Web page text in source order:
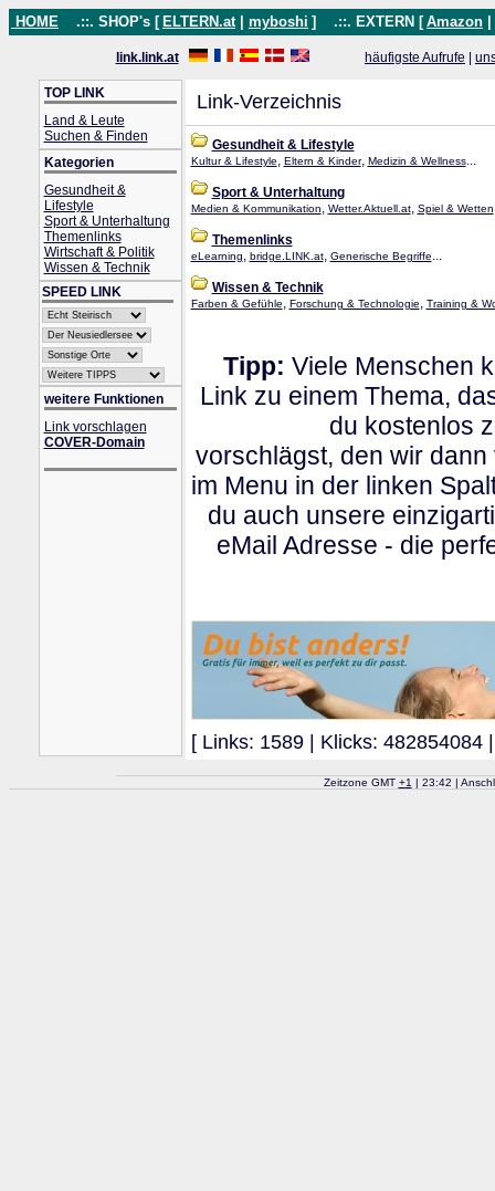
HOME .::. SHOP's [ ELTERN.at myboshi ] .::. EXTERN [ Amazon
link.link.at häufigste Aufrufe
TOP LINK
Land & Leute
Suchen & Finden
Kategorien
Gesundheit &
Lifestyle
Sport & Unterhaltung
Themenlinks
Wirtschaft & Politik
Wissen & Technik
SPEED LINK
weitere Funktionen
Link vorschlagen
COVER-Domain
Link-Verzeichnis
Gesundheit & Lifestyle
Kultur & Lifestyle, Eltern & Kinder, Medizin & Wellness...
Sport & Unterhaltung
Medien & Kommunikation, Wetter.Aktuell.at, Spiel & Wetten
Themenlinks
eLearning, bridge.LINK.at, Generische Begriffe...
Wissen & Technik
Farben & Gefühle, Forschung & Technologie, Training &
Tipp: Viele Menschen
Link zu einem Thema,
du kostenlos
vorschlägst, den wir
im Menu in der linken
du auch unsere
eMail Adresse - die
[ Links: 1589 | Klicks: 482854084
Zeitzone GMT +1 | 23:42 |